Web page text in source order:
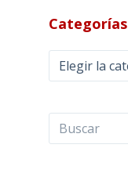
Categorías
Categorías